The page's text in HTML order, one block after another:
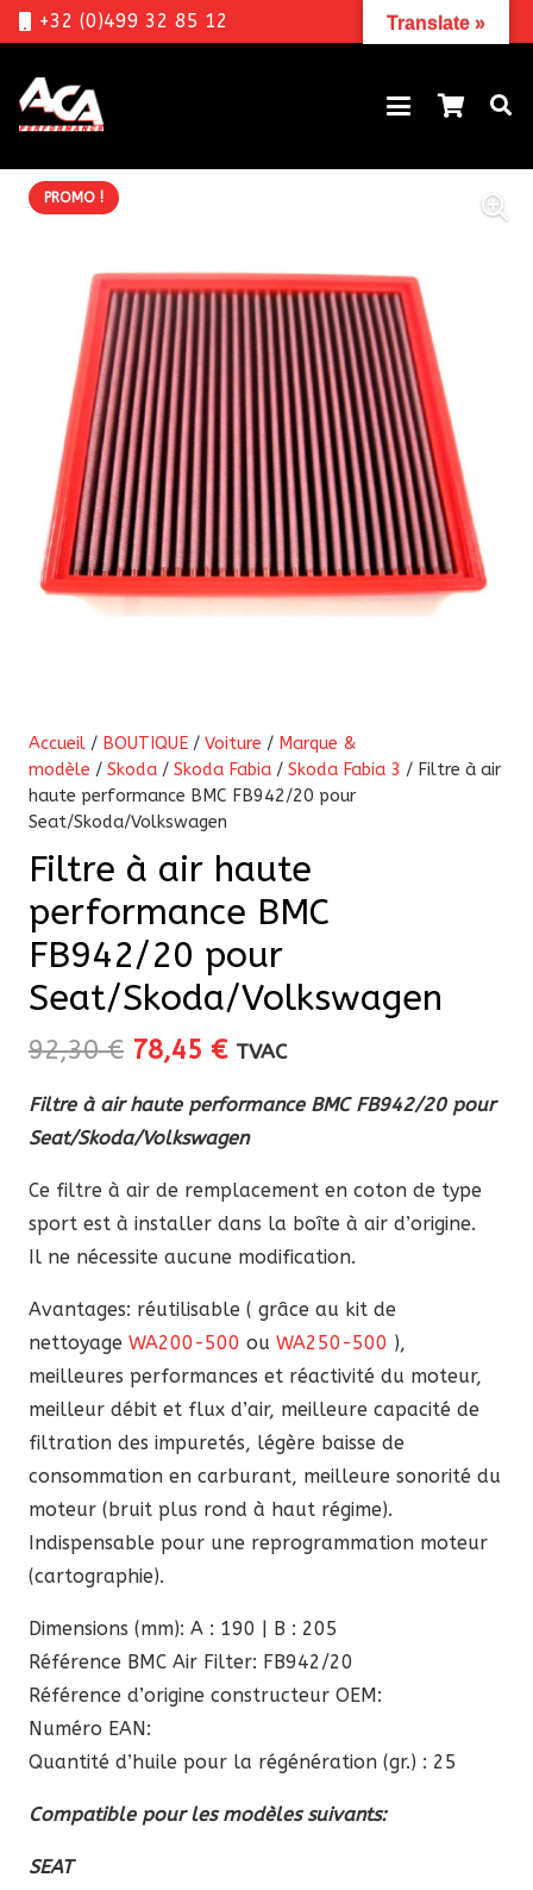
+32 (0)499 32 85 12
PROMO !
Accueil / BOUTIQUE / Voiture / Marque &
modèle / Skoda / Skoda Fabia / Skoda Fabia 3 / Filtre à air
haute performance BMC FB942/20 pour
Seat/Skoda/Volkswagen
Filtre à air haute
performance BMC
FB942/20 pour
Seat/Skoda/Volkswagen
92,30€ Le
initial
était :
92,30 €.
78,45 €Le
actuel
est :
78,45 €.
TVAC
Filtre à air haute performance BMC FB942/20 pour
Seat/Skoda/Volkswagen
Ce filtre à air de remplacement en coton de type
sport est à installer dans la boîte à air d’origine.
Il ne nécessite aucune modification.
Avantages: réutilisable ( grâce au kit de
nettoyage WA200-500 ou WA250-500 ),
meilleures performances et réactivité du moteur,
meilleur débit et flux d’air, meilleure capacité de
filtration des impuretés, légère baisse de
consommation en carburant, meilleure sonorité du
moteur (bruit plus rond à haut régime).
Indispensable pour une reprogrammation moteur
(cartographie).
Dimensions (mm): A : 190 | B : 205
Référence BMC Air Filter: FB942/20
Référence d’origine constructeur OEM:
Numéro EAN:
Quantité d’huile pour la régénération (gr.) : 25
Compatible pour les modèles suivants:
SEAT
Translate »